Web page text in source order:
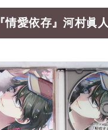
情愛依存』河村眞人